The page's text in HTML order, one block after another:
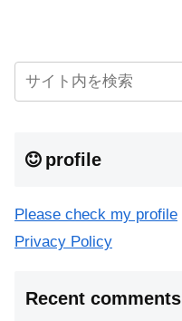
profile
Please check my profile
Privacy Policy
Recent comments